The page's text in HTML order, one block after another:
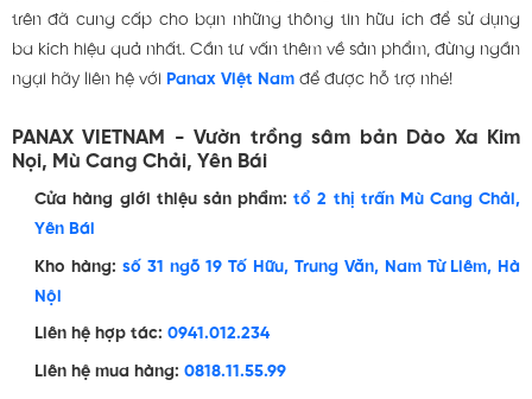
trên đã cung cấp cho bạn những thông tin hữu ích để sử dụng
ba kích hiệu quả nhất. Cần tư vấn thêm về sản phẩm, đừng ngần
ngại hãy liên hệ với Panax Việt Namđể được hỗ trợ nhé!
PANAX VIETNAM - Vườn trồng sâm bản Dào Xa Kim
Nọi, Mù Cang Chải, Yên Bái
Cửa hàng giới thiệu sản phẩm:tổ 2 thị trấn Mù Cang Chải,
Yên Bái
Kho hàng: số 31 ngõ 19 Tố Hữu, Trung Văn, Nam Từ Liêm, Hà
Nội
Liên hệ hợp tác:0941.012.234
Liên hệ mua hàng:0818.11.55.99